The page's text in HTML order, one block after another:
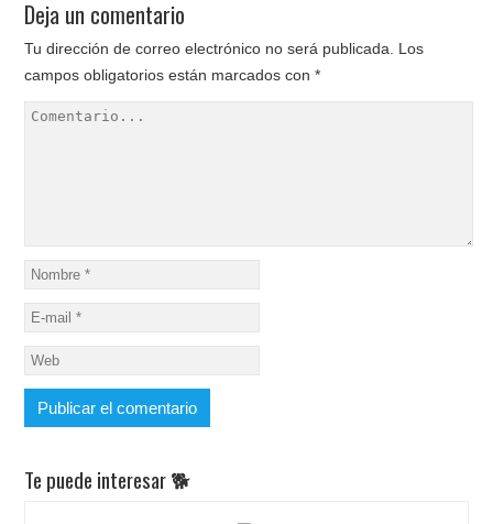
Deja un comentario
Tu dirección de correo electrónico no será publicada.
Los
campos obligatorios están marcados con*
Te puede interesar 🐕